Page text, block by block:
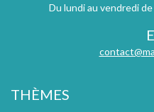
Du lundi au vendredi
THÈMES